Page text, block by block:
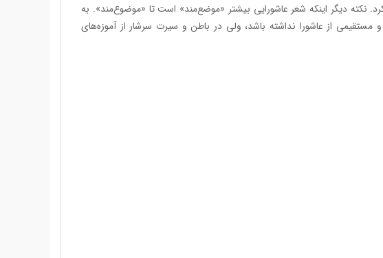
نکته دیگر اینکه شعر عاشورایی بیشتر «موضع‌مند» است تا «موضوع‌مند». به
از عاشورا نداشته باشد، ولی در باطن و سیرت سرشار از آموزه‌های